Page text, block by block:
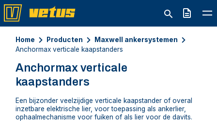
Offerte
Home Producten
Maxwell ankersystemen
Anchormax verticale kaapstanders
Anchormax verticale
kaapstanders
Een bijzonder veelzijdige verticale kaapstander of overal
inzetbare elektrische lier, voor toepassing als ankerlier,
ophaalmechanisme voor fuiken of als lier voor de davits.